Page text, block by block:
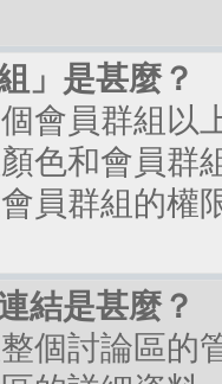
」是甚麼？
會員群組以
色和會員群
員群組的權
結是甚麼？
個討論區的